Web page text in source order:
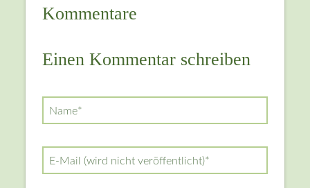
Kommentare
Einen Kommentar schreiben
Pflichtfeld
Name*
Pflichtfeld
E-Mail (wird nicht veröffentlicht)*